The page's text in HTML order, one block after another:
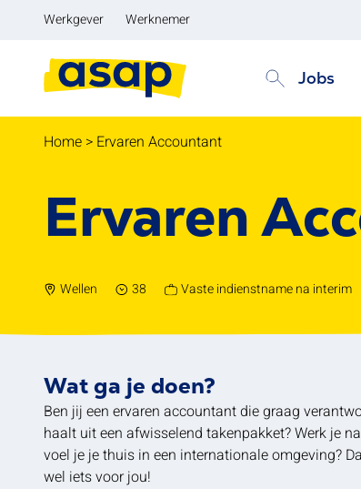
Werkgever Werknemer
Jobs
Home > Ervaren Accountant
Ervaren
Wellen 38 Vaste indienstname na interim
Wat ga je doen?
Ben jij een ervaren accountant die graag
haalt uit een afwisselend takenpakket? Werk je
voel je je thuis in een internationale omgeving?
wel iets voor jou!